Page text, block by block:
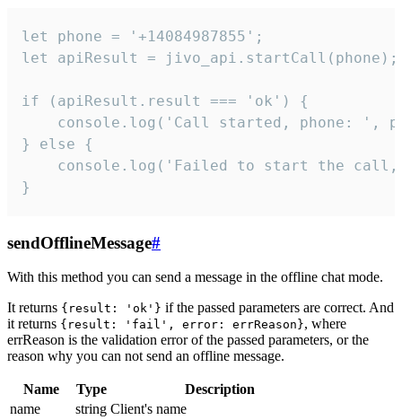
let phone = '+14084987855';
let apiResult = jivo_api.startCall(phone);
if (apiResult.result === 'ok') {
console.log('Call started, phone: ',
} else {
console.log('Failed to start the
}
sendOfflineMessage#
With this method you can send a message in the offline chat mode.
It returns {result: 'ok'} if the passed parameters are correct. And
it returns {result: 'fail', error: errReason}, where
errReason is the validation error of the passed parameters, or the
reason why you can not send an offline message.
Name Type
Description
name
string Client's name